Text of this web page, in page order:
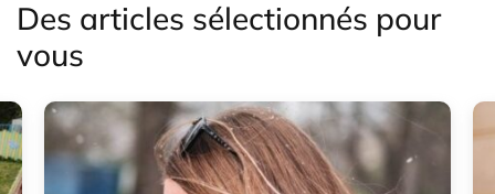
Des articles sélectionnés pour
vous